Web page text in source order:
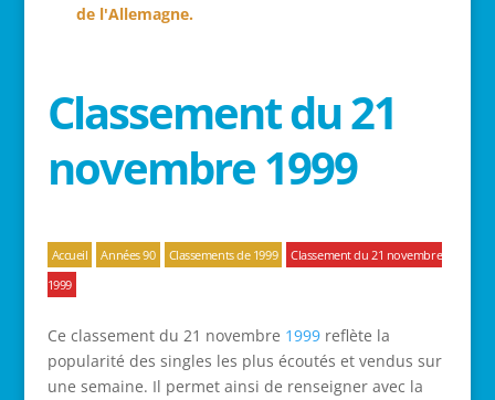
de l'Allemagne.
Classement du 21
novembre 1999
Accueil Années 90 Classements de 1999
Classement du 21 novembre
1999
Ce classement du 21 novembre 1999reflète la
popularité des singles les plus écoutés et vendus sur
une semaine. Il permet ainsi de renseigner avec la